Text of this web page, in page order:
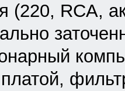
(220, RCA,